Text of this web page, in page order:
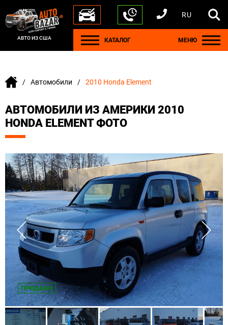
АВТО ИЗ США
+1 440 212 5612
+380 63 445 8605
---
+7 701 784 4450
+375 17 337 2065
RU
КАТАЛОГ МЕНЮ
Автомобили 2010 Honda Element
АВТОМОБИЛИ ИЗ АМЕРИКИ 2010
HONDA ELEMENT ФОТО
ПРОДАНО